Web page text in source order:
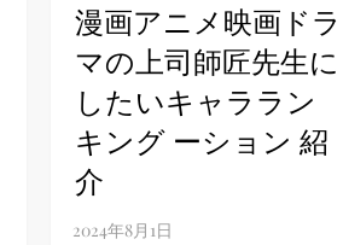
漫画アニメ映画ドラ
マの上司師匠先生に
したいキャララン
キング ーション 紹
介